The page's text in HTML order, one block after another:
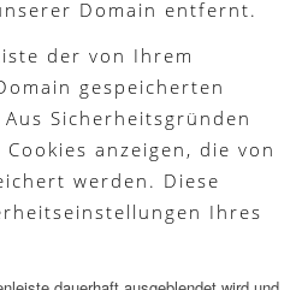
Domain entfernt.
der von Ihrem
gespeicherten
Sicherheitsgründen
anzeigen, die von
werden. Diese
Ihres